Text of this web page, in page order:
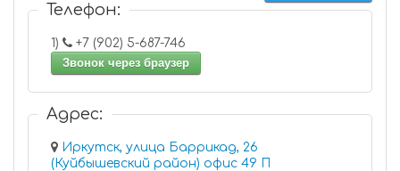
Телефон:
1)
+7 (902) 5-687-746
Звонок через браузер
Адрес:
Иркутск, улица Баррикад, 26
(Куйбышевский район) офис 49 П